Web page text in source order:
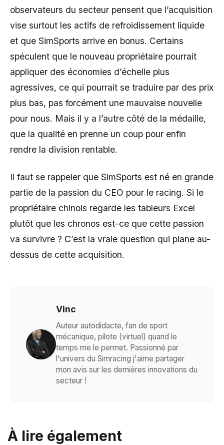
observateurs du secteur pensent que l’acquisition
vise surtout les actifs de refroidissement liquide
et que SimSports arrive en bonus. Certains
spéculent que le nouveau propriétaire pourrait
appliquer des économies d’échelle plus
agressives, ce qui pourrait se traduire par des prix
plus bas, pas forcément une mauvaise nouvelle
pour nous. Mais il y a l’autre côté de la médaille,
que la qualité en prenne un coup pour enfin
rendre la division rentable.
Il faut se rappeler que SimSports est né en grande
partie de la passion du CEO pour le racing. Si le
propriétaire chinois regarde les tableurs Excel
plutôt que les chronos est-ce que cette passion
va survivre ? C’est la vraie question qui plane au-
dessus de cette acquisition.
Vinc
Auteur autodidacte, fan de sport
mécanique, pilote (virtuel) quand le
temps me le permet. Passionné par
l'univers du Simracing j'aime partager
mon avis sur les dernières innovations du
secteur !
À lire également